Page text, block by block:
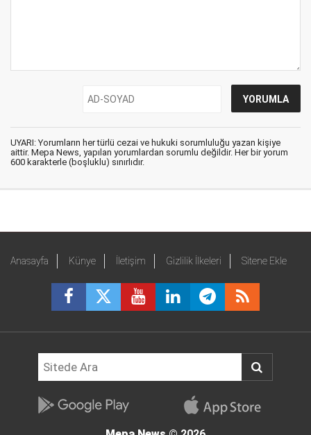
UYARI: Yorumların her türlü cezai ve hukuki sorumluluğu yazan kişiye
aittir. Mepa News, yapılan yorumlardan sorumlu değildir. Her bir yorum
600 karakterle (boşluklu) sınırlıdır.
Anasayfa Künye İletişim Gizlilik İlkeleri Sitene Ekle